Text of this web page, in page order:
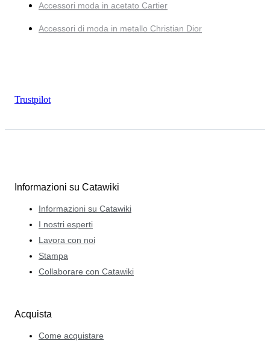
Accessori moda in acetato Cartier
Accessori di moda in metallo Christian Dior
Trustpilot
Informazioni su Catawiki
Informazioni su Catawiki
I nostri esperti
Lavora con noi
Stampa
Collaborare con Catawiki
Acquista
Come acquistare